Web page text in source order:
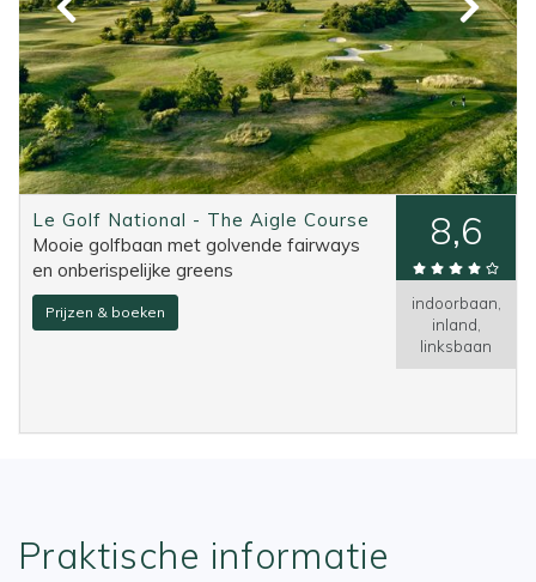
Le Golf National - The Aigle Course
Mooie golfbaan met golvende fairways
en onberispelijke greens
8,6
indoorbaan,
inland,
linksbaan
Prijzen & boeken
Praktische informatie